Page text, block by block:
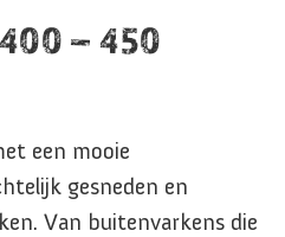
– 450
een mooie
gesneden en
Van buitenvarkens die